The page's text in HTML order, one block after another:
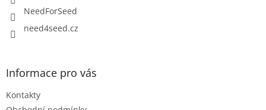
NeedForSeed
need4seed.cz
Informace pro vás
Kontakty